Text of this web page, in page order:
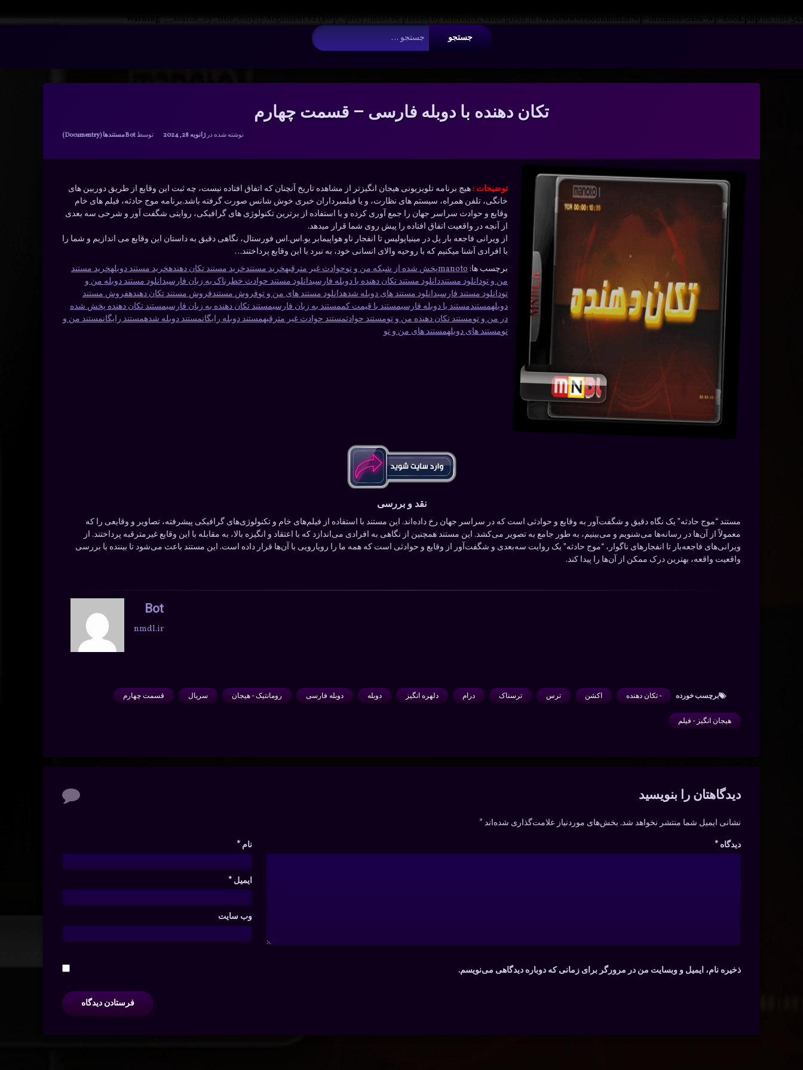
Warning : __search_by_title_only(): Argument #2 ($wp_query) must be passed by reference, value given in
جستجو برای:
تکان دهنده با دوبله فارسی – قسمت چهارم
نوشته شده درژانویه 28, 2024 توسطBotدسته بندی ها:
مستندها (Documentry)
توضیحات :هیچ برنامه تلویزیونی هیجان انگیزتر از مشاهده تاریخ آنچنان که اتفاق افتاده نیست، چه ثبت این وقایع از طریق دوربین های
خانگی، تلفن همراه، سیستم های نظارت، و یا فیلمبرداران خبری خوش شانس صورت گرفته باشد.برنامه موج حادثه، فیلم های خام
وقایع و حوادث سراسر جهان را جمع آوری کرده و با استفاده از برترین تکنولوژی های گرافیکی، روایتی شگفت آور و شرحی سه بعدی
از آنچه در واقعیت اتفاق افتاده را پیش روی شما قرار میدهد.
از ویرانی فاجعه بار پل در مینیاپولیس تا انفجار ناو هواپیمابر یو.اس.اس فورستال، نگاهی دقیق به داستان این وقایع می اندازیم و شما را
با افرادی آشنا میکنیم که با روحیه والای انسانی خود، به نبرد با این وقایع پرداختند…
برچسب ها:manotoپخش شده از شبکه من و توحوادث غیر مترقبهخرید مستندخرید مستند تکان دهندهخرید مستند دوبلهخرید مستند
من و تودانلود مستنددانلود مستند تکان دهنده با دوبله فارسیدانلود مستند حوادث خطرناک به زبان فارسیدانلود مستند دوبله من و
تودانلود مستند فارسیدانلود مستند های دوبله شدهدانلود مستند های من و توفروش مستندفروش مستند تکان دهندهفروش مستند
دوبلهمستندمستند با دوبله فارسیمستند با قیمت کممستند به زبان فارسیمستند تکان دهنده به زبان فارسیمستند تکان دهنده پخش شده
در من و تومستند تکان دهنده من و تومستند حوادثمستند حوادث غیر مترقبهمستند دوبله رایگانمستند دوبله شدهمستند رایگانمستند من و
تومستند های دوبلهمستند های من و تو
نقد و بررسی
مستند “موج حادثه” یک نگاه دقیق و شگفت‌آور به وقایع و حوادثی است که در سراسر جهان رخ داده‌اند. این مستند با استفاده از فیلم‌های خام و تکنولوژی‌های گرافیکی پیشرفته، تصاویر و وقایعی را که
معمولاً از آن‌ها در رسانه‌ها می‌شنویم و می‌بینیم، به طور جامع به تصویر می‌کشد. این مستند همچنین از نگاهی به افرادی می‌اندازد که با اعتقاد و انگیزه بالا، به مقابله با این وقایع غیرمترقبه پرداختند. از
ویرانی‌های فاجعه‌بار تا انفجارهای ناگوار، “موج حادثه” یک روایت سه‌بعدی و شگفت‌آور از وقایع و حوادثی است که همه ما را رویارویی با آن‌ها قرار داده است. این مستند باعث می‌شود تا بیننده با بررسی
واقعیت واقعه، بهترین درک ممکن از آن‌ها را پیدا کند.
Bot
nmdl.ir
برچسب‌ خورده - تکان دهنده اکشن ترس ترسناک درام دلهره انگیز دوبله دوبله فارسی رومانتیک - هیجان سریال قسمت چهارم
هیجان انگیز - فیلم
دیدگاه‌ها
دیدگاهتان را بنویسید
نشانی ایمیل شما منتشر نخواهد شد. بخش‌های موردنیاز علامت‌گذاری شده‌اند*
دیدگاه * نام *
ایمیل *
وب‌ سایت
ذخیره نام، ایمیل و وبسایت من در مرورگر برای زمانی که دوباره دیدگاهی می‌نویسم.